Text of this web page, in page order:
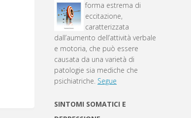
forma estrema di
eccitazione,
caratterizzata
dall’aumento dell’attività verbale
e motoria, che può essere
causata da una varietà di
patologie sia mediche che
psichiatriche. Segue
SINTOMI SOMATICI E